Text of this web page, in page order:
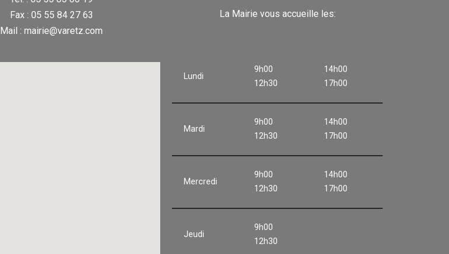
Fax : 05 55 84 27 63
Mail : mairie@varetz.com
La Mairie vous accueille les:
Lundi
9h00
12h30
14h00
17h00
Mardi
9h00
12h30
14h00
17h00
Mercredi
9h00
12h30
14h00
17h00
Jeudi
9h00
12h30